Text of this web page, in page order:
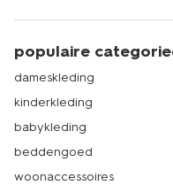
populaire
dameskleding
kinderkleding
babykleding
beddengoed
woonaccessoires